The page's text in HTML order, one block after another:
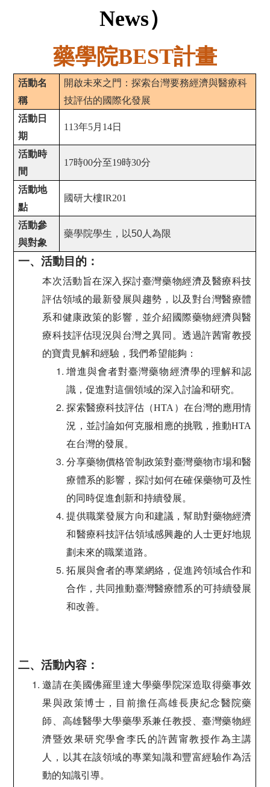
News）
藥學院BEST計畫
活動名
稱
開啟未來之門：探索台灣要務經濟與醫療科
技評估的國際化發展
活動日
期
113年5月 14日
活動時
間
17時00分至19時30分
活動地
點
國研大樓IR201
活動參
與對象
藥學院學生，以50人為限
一、活動目的：
本次活動旨在深入探討臺灣藥物經濟及醫療科技
評估領域的最新發展與趨勢，以及對台灣醫療體
系和健康政策的影響，並介紹國際藥物經濟與醫
療科技評估現況與台灣之異同。透過許茜甯教授
的寶貴見解和經驗，我們希望能夠：
增進與會者對臺灣藥物經濟學的理解和認
識，促進對這個領域的深入討論和研究。
探索醫療科技評估（HTA）在台灣的應用情
況，並討論如何克服相應的挑戰，推動HTA
在台灣的發展。
分享藥物價格管制政策對臺灣藥物市場和醫
療體系的影響，探討如何在確保藥物可及性
的同時促進創新和持續發展。
提供職業發展方向和建議，幫助對藥物經濟
和醫療科技評估領域感興趣的人士更好地規
劃未來的職業道路。
拓展與會者的專業網絡，促進跨領域合作和
合作，共同推動臺灣醫療體系的可持續發展
和改善。
二、活動內容：
邀請在美國佛羅里達大學藥學院深造取得藥事效
果與政策博士，目前擔任高雄長庚紀念醫院藥
師、高雄醫學大學藥學系兼任教授、臺灣藥物經
濟暨效果研究學會李氏的許茜甯教授作為主講
人，以其在該領域的專業知識和豐富經驗作為活
動的知識引導。